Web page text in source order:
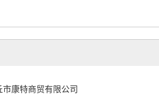
市康特商贸有限公司